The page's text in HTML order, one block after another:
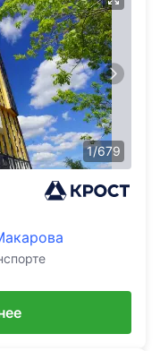
1/679